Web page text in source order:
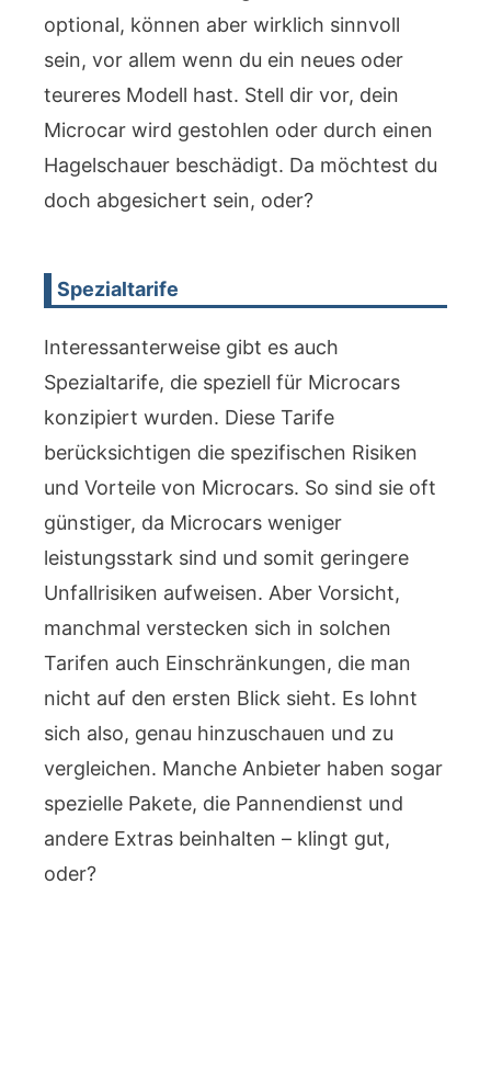
optional, können aber wirklich sinnvoll
sein, vor allem wenn du ein neues oder
teureres Modell hast. Stell dir vor, dein
Microcar wird gestohlen oder durch einen
Hagelschauer beschädigt. Da möchtest du
doch abgesichert sein, oder?
Spezialtarife
Interessanterweise gibt es auch
Spezialtarife, die speziell für Microcars
konzipiert wurden. Diese Tarife
berücksichtigen die spezifischen Risiken
und Vorteile von Microcars. So sind sie oft
günstiger, da Microcars weniger
leistungsstark sind und somit geringere
Unfallrisiken aufweisen. Aber Vorsicht,
manchmal verstecken sich in solchen
Tarifen auch Einschränkungen, die man
nicht auf den ersten Blick sieht. Es lohnt
sich also, genau hinzuschauen und zu
vergleichen. Manche Anbieter haben sogar
spezielle Pakete, die Pannendienst und
andere Extras beinhalten – klingt gut,
oder?